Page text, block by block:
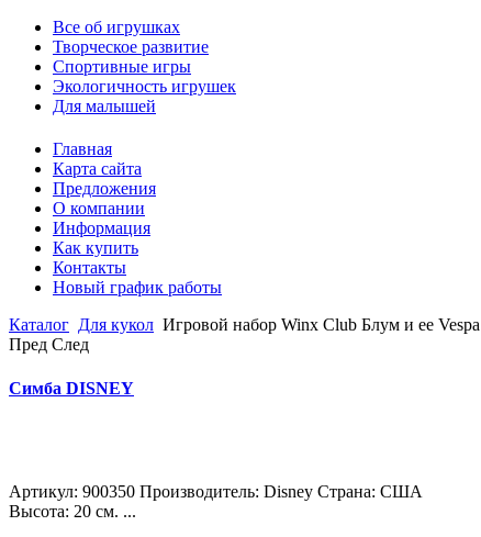
Все об игрушках
Творческое развитие
Спортивные игры
Экологичность игрушек
Для малышей
Главная
Карта сайта
Предложения
О компании
Информация
Как купить
Контакты
Новый график работы
Каталог Для кукол Игровой набор Winx Club Блум и ее Vespa
Пред След
Симба DISNEY
Артикул: 900350 Производитель: Disney Страна: США
Высота: 20 см. ...